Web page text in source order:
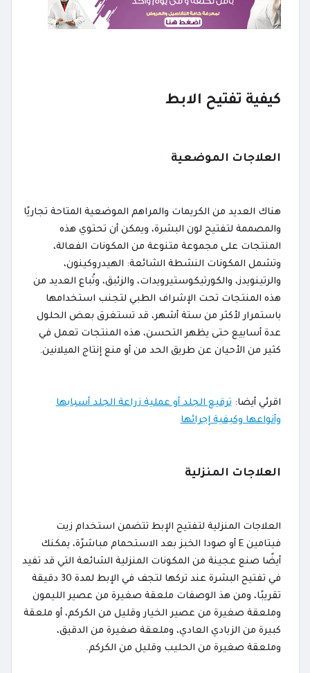
كيفية تفتيح الابط
العلاجات الموضعية
هناك العديد من الكريمات والمراهم الموضعية المتاحة تجاريًا
والمصممة لتفتيح لون البشرة، ويمكن أن تحتوي هذه
المنتجات على مجموعة متنوعة من المكونات الفعالة،
وتشمل المكونات النشطة الشائعة: الهيدروكينون،
والرتينويدز، والكورتيكوستيرويدات، والزئبق، وتُباع العديد من
هذه المنتجات تحت الإشراف الطبي لتجنب استخدامها
باستمرار لأكثر من ستة أشهر، قد تستغرق بعض الحلول
عدة أسابيع حتى يظهر التحسن، هذه المنتجات تعمل في
كثير من الأحيان عن طريق الحد من أو منع إنتاج الميلانين.
اقرئي أيضا:ترقيع الجلد أو عملية زراعة الجلد أسبابها
وأنواعها وكيفية إجرائها
العلاجات المنزلية
العلاجات المنزلية لتفتيح الإبط تتضمن استخدام زيت
فيتامين E أو صودا الخبز بعد الاستحمام مباشرًة، يمكنك
أيضًا صنع عجينة من المكونات المنزلية الشائعة التي قد تفيد
في تفتيح البشرة عند تركها لتجف في الإبط لمدة 30 دقيقة
تقريبًا، ومن هذ الوصفات ملعقة صغيرة من عصير الليمون
وملعقة صغيرة من عصير الخيار وقليل من الكركم، أو ملعقة
كبيرة من الزبادي العادي، وملعقة صغيرة من الدقيق،
وملعقة صغيرة من الحليب وقليل من الكركم.